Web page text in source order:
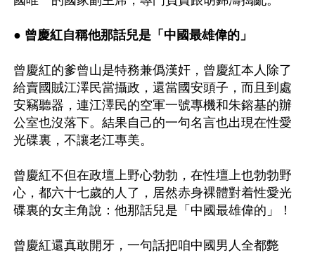
● 曾慶紅自稱他那話兒是「中國最雄偉的」
曾慶紅的爹曾山是特務兼僞漢奸，曾慶紅本人除了
給賣國賊江澤民當攝政，還當國安頭子，而且到處
安竊聽器，連江澤民的空軍一號專機和朱鎔基的辦
公室也沒落下。結果自己的一句名言也出現在性愛
光碟裏，不讓老江專美。
曾慶紅不但在政壇上野心勃勃，在性壇上也勃勃野
心，都六十七歲的人了，居然赤身裸體對着性愛光
碟裏的女主角說：他那話兒是「中國最雄偉的」！
曾慶紅還真敢開牙，一句話把咱中國男人全都斃